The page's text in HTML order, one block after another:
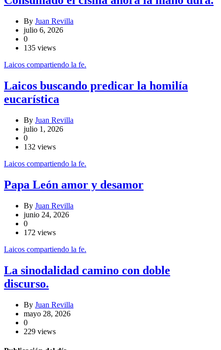
By Juan Revilla
julio 6, 2026
0
135 views
Laicos compartiendo la fe.
Laicos buscando predicar la homilía
eucarística
By Juan Revilla
julio 1, 2026
0
132 views
Laicos compartiendo la fe.
Papa León amor y desamor
By Juan Revilla
junio 24, 2026
0
172 views
Laicos compartiendo la fe.
La sinodalidad camino con doble
discurso.
By Juan Revilla
mayo 28, 2026
0
229 views